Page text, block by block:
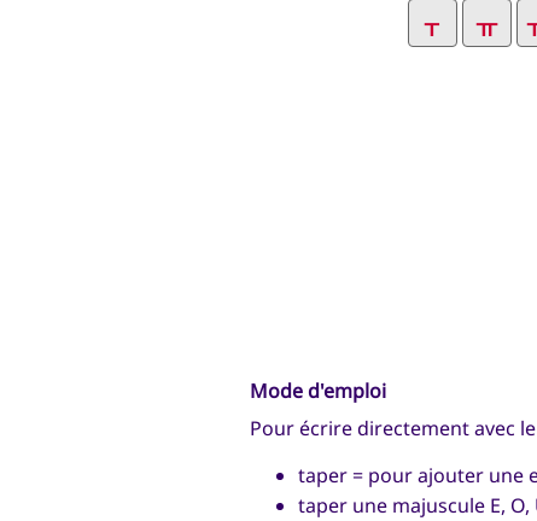
Mode d'emploi
Pour écrire directement avec
taper = pour ajouter une
taper une majuscule E,